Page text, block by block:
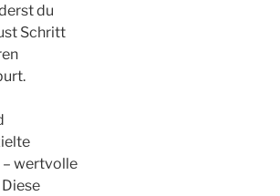
du
Schritt
– wertvolle